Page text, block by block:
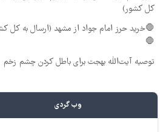
کل کشور)
🛑خرید حرز امام جواد از مشهد (ارسال به کل
🛑
توصیه آیت‌الله بهجت برای باطل کردن چشم زخم
وب گردی